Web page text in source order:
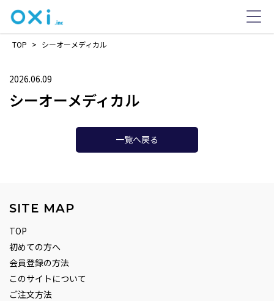
TOP > シーオーメディカル
2026.06.09
シーオーメディカル
一覧へ戻る
SITE MAP
TOP
初めての方へ
会員登録の方法
このサイトについて
ご注文方法